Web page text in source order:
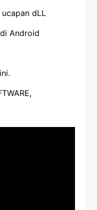
dLL
Android